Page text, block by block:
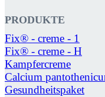
PRODUKTE
Fix® - creme - 1
Fix® - creme - H
Kampfercreme
Calcium
Gesundheitspaket